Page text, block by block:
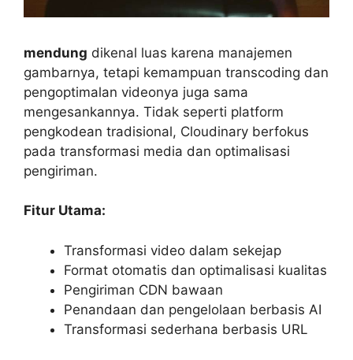
mendung dikenal luas karena manajemen
gambarnya, tetapi kemampuan transcoding dan
pengoptimalan videonya juga sama
mengesankannya. Tidak seperti platform
pengkodean tradisional, Cloudinary berfokus
pada transformasi media dan optimalisasi
pengiriman.
Fitur Utama:
Transformasi video dalam sekejap
Format otomatis dan optimalisasi kualitas
Pengiriman CDN bawaan
Penandaan dan pengelolaan berbasis AI
Transformasi sederhana berbasis URL